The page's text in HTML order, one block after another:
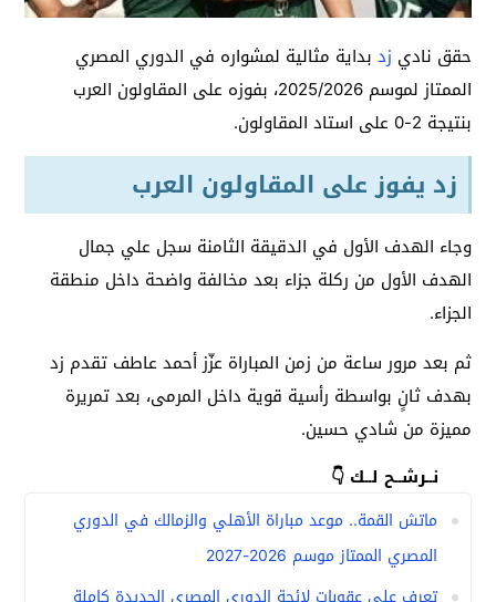
حقق نادي زد بداية مثالية لمشواره في الدوري المصري
الممتاز لموسم 2025/2026، بفوزه على المقاولون العرب
بنتيجة 2-0 على استاد المقاولون.
زد يفوز على المقاولون العرب
وجاء الهدف الأول في الدقيقة الثامنة سجل علي جمال
الهدف الأول من ركلة جزاء بعد مخالفة واضحة داخل منطقة
الجزاء.
ثم بعد مرور ساعة من زمن المباراة عزّز أحمد عاطف تقدم زد
بهدف ثانٍ بواسطة رأسية قوية داخل المرمى، بعد تمريرة
مميزة من شادي حسين.
نــرشــح لــك 👇
ماتش القمة.. موعد مباراة الأهلي والزمالك في الدوري
المصري الممتاز موسم 2026-2027